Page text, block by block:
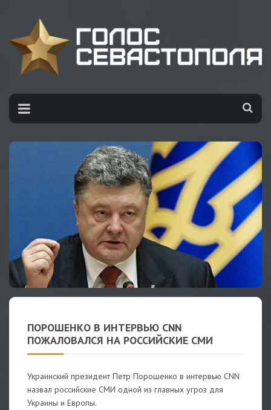
ПОРОШЕНКО В ИНТЕРВЬЮ CNN
ПОЖАЛОВАЛСЯ НА РОССИЙСКИЕ СМИ
Украинский президент Петр Порошенко в интервью CNN
назвал российские СМИ одной из главных угроз для
Украины и Европы.